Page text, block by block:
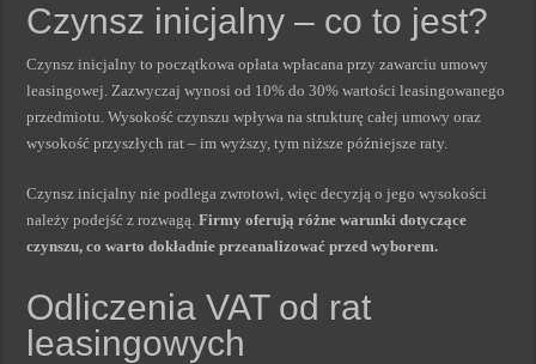
Czynsz inicjalny – co to jest?
Czynsz inicjalny to początkowa opłata wpłacana przy zawarciu umowy
leasingowej. Zazwyczaj wynosi od 10% do 30% wartości leasingowanego
przedmiotu. Wysokość czynszu wpływa na strukturę całej umowy oraz
wysokość przyszłych rat – im wyższy, tym niższe późniejsze raty.
Czynsz inicjalny nie podlega zwrotowi, więc decyzją o jego wysokości
należy podejść z rozwagą.Firmy oferują różne warunki dotyczące
czynszu, co warto dokładnie przeanalizować przed wyborem.
Odliczenia VAT od rat
leasingowych